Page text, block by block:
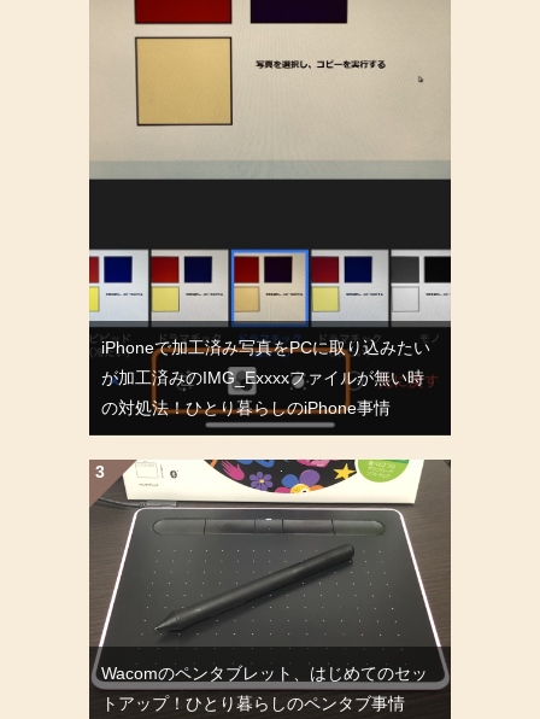
iPhoneで加工済み写真をPCに取り込みたい
が加工済みのIMG_Exxxxファイルが無い時
の対処法！ひとり暮らしのiPhone事情
Wacomのペンタブレット、はじめてのセッ
トアップ！ひとり暮らしのペンタブ事情